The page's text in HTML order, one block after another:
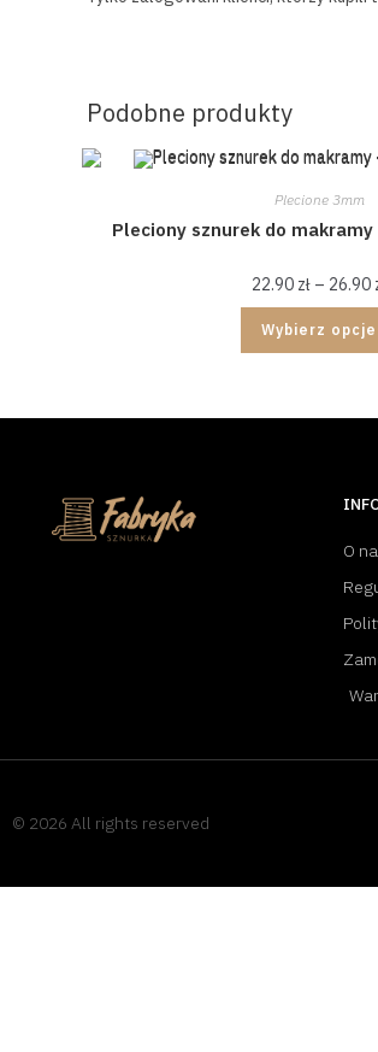
Podobne produkty
Plecione 3mm
Pleciony sznurek do
22.90 zł – 26.90
Wybierz opcje
O
© 2026 All rights reserved